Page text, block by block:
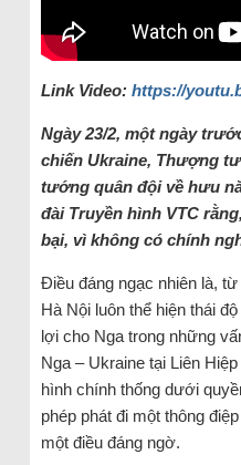
Link Video: https://
Ngày 23/2, một ngày
chiến Ukraine, Thượng
tướng quân đội về hưu
đài Truyền hình VTC
bại, vì không có chính
Điều đáng ngạc nhiên là,
Hà Nội luôn thể hiện thái
lợi cho Nga trong những
Nga – Ukraine tại Liên
hình chính thống dưới
phép phát đi một thông
một điều đáng ngờ.